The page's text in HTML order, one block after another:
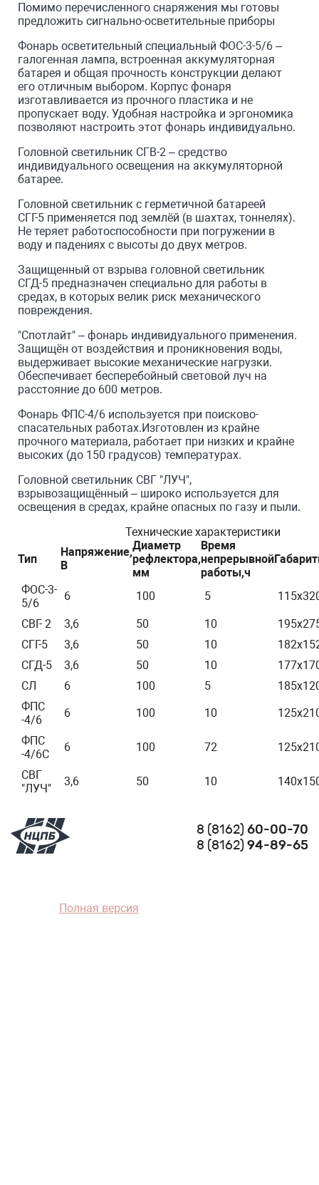
Помимо перечисленного снаряжения мы готовы
предложить сигнально-осветительные приборы
Фонарь осветительный специальный ФОС-3-5/6 –
галогенная лампа, встроенная аккумуляторная
батарея и общая прочность конструкции делают
его отличным выбором. Корпус фонаря
изготавливается из прочного пластика и не
пропускает воду. Удобная настройка и эргономика
позволяют настроить этот фонарь индивидуально.
Головной светильник СГВ-2 – средство
индивидуального освещения на аккумуляторной
батарее.
Головной светильник с герметичной батареей
СГГ-5 применяется под землёй (в шахтах, тоннелях).
Не теряет работоспособности при погружении в
воду и падениях с высоты до двух метров.
Защищенный от взрыва головной светильник
СГД-5 предназначен специально для работы в
средах, в которых велик риск механического
повреждения.
"Спотлайт" – фонарь индивидуального применения.
Защищён от воздействия и проникновения воды,
выдерживает высокие механические нагрузки.
Обеспечивает бесперебойный световой луч на
расстояние до 600 метров.
Фонарь ФПС-4/6 используется при поисково-
спасательных работах.Изготовлен из крайне
прочного материала, работает при низких и крайне
высоких (до 150 градусов) температурах.
Головной светильник СВГ "ЛУЧ",
взрывозащищённый – широко используется для
освещения в средах, крайне опасных по газу и пыли.
Технические характеристики
Тип
Напряжение,
В
Диаметр
рефлектора,
мм
Время
непрерывной
работы,ч
ФОС-3-
5/6
6 100 5
СВГ- 2 3,6 50 10
СГГ-5
3,6 50 10
СГД-5
3,6 50 10
СЛ
6 100 5
ФПС
-4/6
6 100 10
ФПС
-4/6С
6 100 72
СВГ
"ЛУЧ"
3,6 50 10
8 (8162)60-00-70
8 (8162)94-89-65
Полная версия